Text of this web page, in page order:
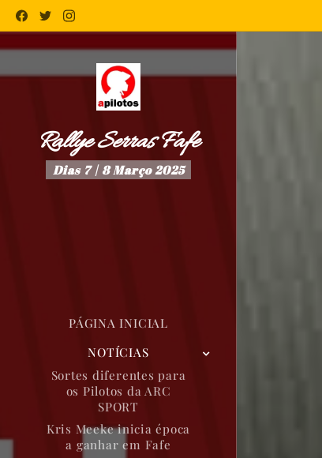
Rallye Serras Fafe
Dias 7 | 8 Março 2025
PÁGINA INICIAL
NOTÍCIAS
Sortes diferentes para
os Pilotos da ARC
SPORT
Kris Meeke inicia época
a ganhar em Fafe